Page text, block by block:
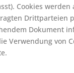
Cookies werden
Drittparteien
Dokument
Verwendung von